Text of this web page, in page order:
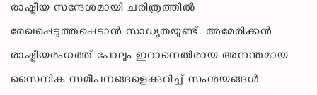
രാഷ്ട്രീയ സന്ദേശമായി ചരിത്രത്തിൽ
രേഖപ്പെടുത്തപ്പെടാൻ സാധ്യതയുണ്ട്. അമേരിക്കൻ
രാഷ്ട്രീയരംഗത്ത് പോലും ഇറാനെതിരായ അനന്തമായ
സൈനിക സമീപനങ്ങളെക്കുറിച്ച് സംശയങ്ങൾ